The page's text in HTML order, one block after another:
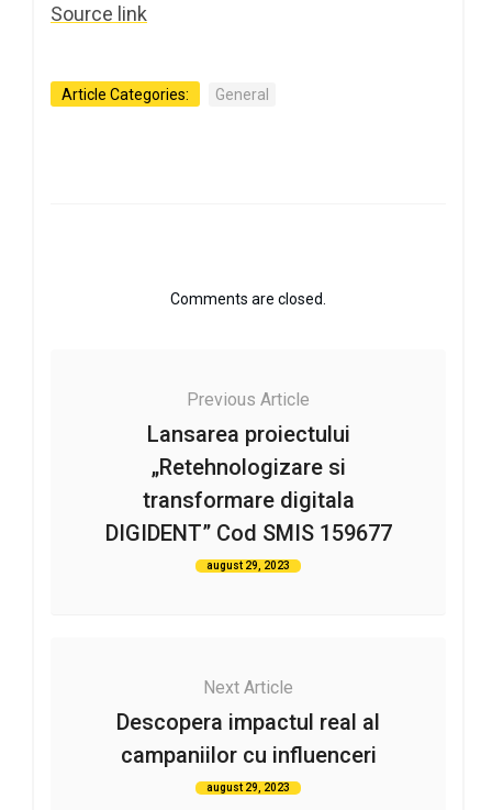
Source link
Article Categories: General
Comments are closed.
Previous Article
Lansarea proiectului
„Retehnologizare si
transformare digitala
DIGIDENT” Cod SMIS 159677
august 29, 2023
Next Article
Descopera impactul real al
campaniilor cu influenceri
august 29, 2023